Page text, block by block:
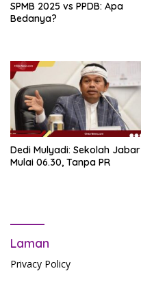
SPMB 2025 vs PPDB: Apa
Bedanya?
Dedi Mulyadi: Sekolah Jabar
Mulai 06.30, Tanpa PR
Laman
Privacy Policy